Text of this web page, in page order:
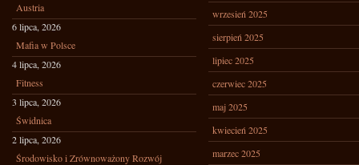
Austria
6 lipca, 2026
Mafia w Polsce
4 lipca, 2026
Fitness
3 lipca, 2026
Świdnica
2 lipca, 2026
Środowisko i Zrównoważony Rozwój
wrzesień 2025
sierpień 2025
lipiec 2025
czerwiec 2025
maj 2025
kwiecień 2025
marzec 2025